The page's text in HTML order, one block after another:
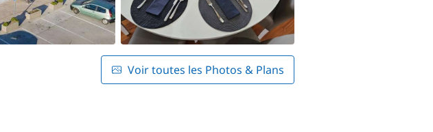
Voir toutes les Photos & Plans